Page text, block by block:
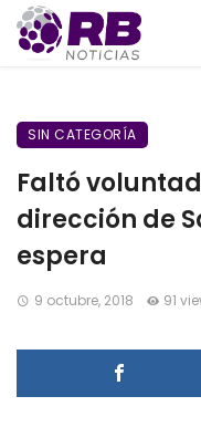
SIN CATEGORÍA
Faltó
dirección de
espera
9 octubre, 2018 91